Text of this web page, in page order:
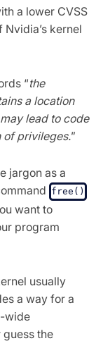
a lower CVSS
Nvidia’s kernel
“the
a location
lead to code
of privileges.”
jargon as a
free()
want to
program
usually
a way for a
wide
the